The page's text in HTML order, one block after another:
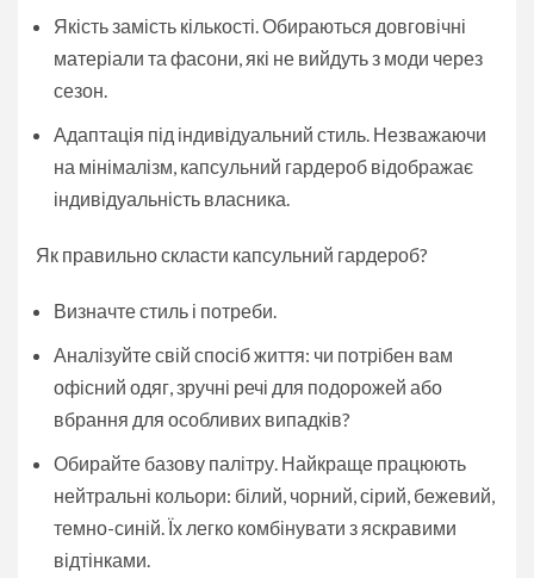
Якість замість кількості. Обираються довговічні
матеріали та фасони, які не вийдуть з моди через
сезон.
Адаптація під індивідуальний стиль. Незважаючи
на мінімалізм, капсульний гардероб відображає
індивідуальність власника.
Як правильно скласти капсульний гардероб?
Визначте стиль і потреби.
Аналізуйте свій спосіб життя: чи потрібен вам
офісний одяг, зручні речі для подорожей або
вбрання для особливих випадків?
Обирайте базову палітру. Найкраще працюють
нейтральні кольори: білий, чорний, сірий, бежевий,
темно-синій. Їх легко комбінувати з яскравими
відтінками.